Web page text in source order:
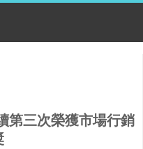
第三次榮獲市場行銷